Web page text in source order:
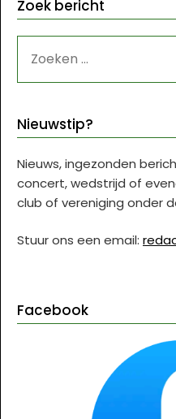
Zoek bericht
NAAR:
Nieuwstip?
Nieuws, ingezonden
concert, wedstrijd of
club of vereniging onder
Stuur ons een email:
Facebook